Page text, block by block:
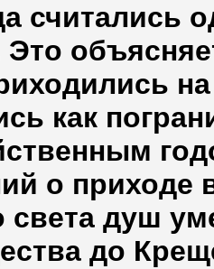
Это
как
о
света душ
до